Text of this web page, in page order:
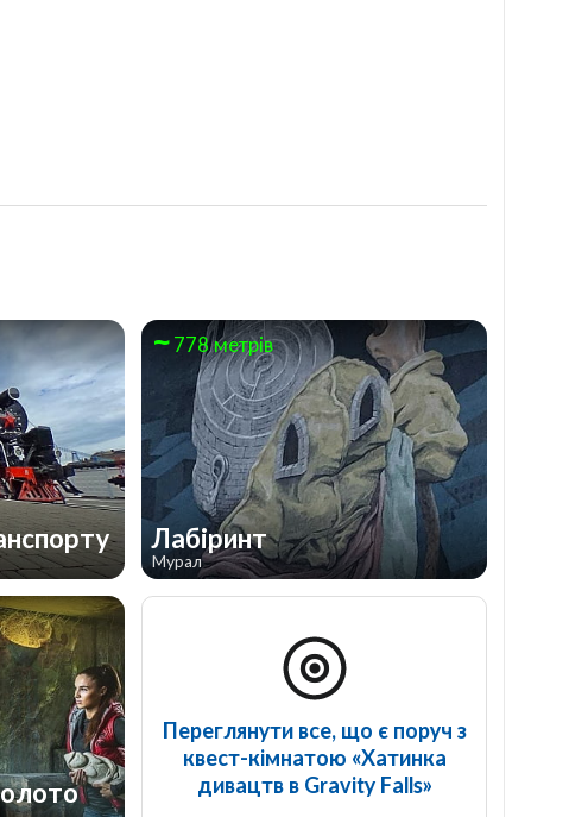
778 метрів
Лабіринт
Мурал
Переглянути все, що є поруч з
квест-кімнатою «Хатинка
дивацтв в Gravity Falls»